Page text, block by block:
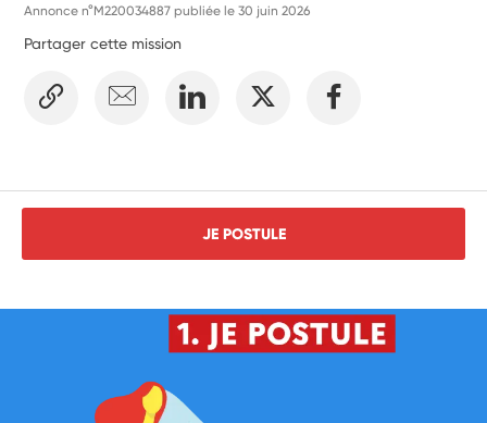
Annonce n°M220034887 publiée le30 juin 2026
Partager cette mission
JE POSTULE